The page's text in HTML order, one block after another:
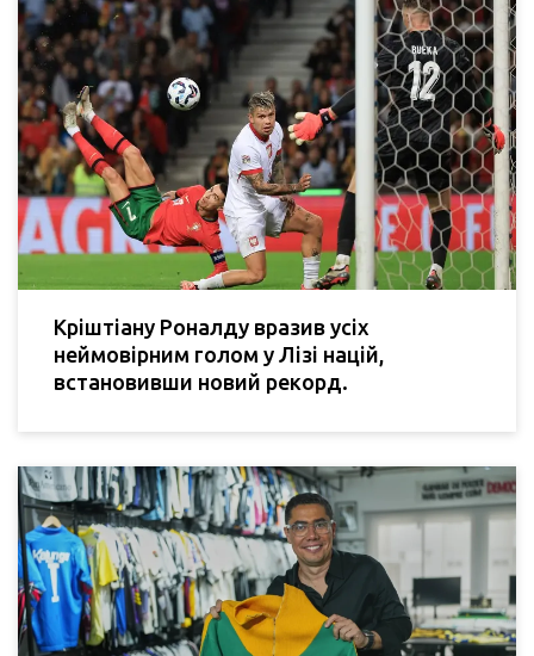
Кріштіану Роналду вразив усіх
неймовірним голом у Лізі націй,
встановивши новий рекорд.